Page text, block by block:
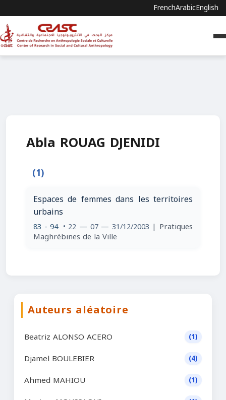
FrenchArabicEnglish
Abla ROUAG DJENIDI
(1)
Espaces de femmes dans les territoires
urbains
83 - 94 • 22 — 07 — 31/12/2003 | Pratiques
Maghrébines de la Ville
Auteurs aléatoire
Beatriz ALONSO ACERO (1)
Djamel BOULEBIER (4)
Ahmed MAHIOU (1)